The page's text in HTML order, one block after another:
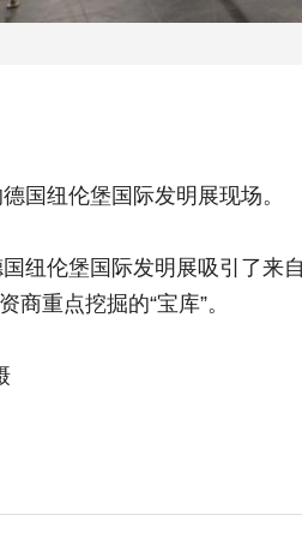
纽伦堡国际发明展现场。
伦堡国际发明展吸引了来
重点挖掘的“宝库”。